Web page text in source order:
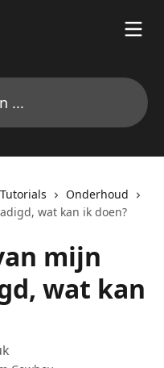
Onderhoud
wat kan ik doen?
mijn
wat kan